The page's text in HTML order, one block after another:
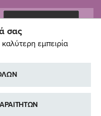
σας
εμπειρία